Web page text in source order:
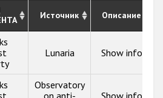
Источник Описание
Lunaria Show info
Observatory